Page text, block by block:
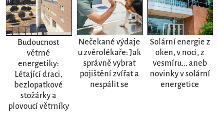
Budoucnost
větrné
energetiky:
Létající draci,
bezlopatkové
stožárky a
plovoucí větrníky
Nečekané výdaje
u zvěrolékaře: Jak
správně vybrat
pojištění zvířat a
nespálit se
Solární energie z
oken, v noci, z
vesmíru... aneb
novinky v solární
energetice